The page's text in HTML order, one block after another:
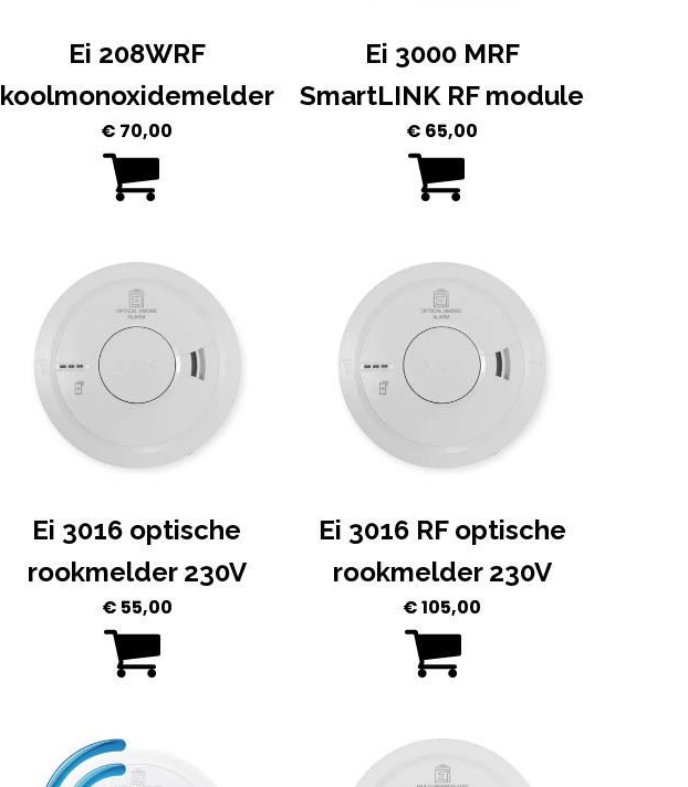
Ei 208WRF
koolmonoxidemelder
€ 70,00
Ei 3000 MRF
SmartLINK RF module
€ 65,00
Ei 3016 optische
rookmelder 230V
€ 55,00
Ei 3016 RF optische
rookmelder 230V
€105,00